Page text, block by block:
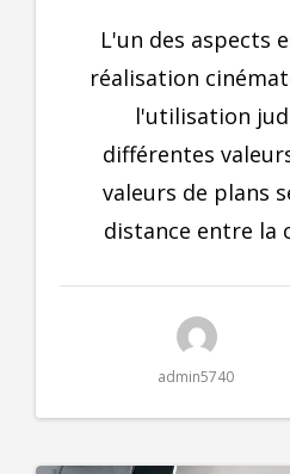
L'un des aspects
réalisation
l'utilisation
différentes
valeurs de plans
distance entre la
admin5740